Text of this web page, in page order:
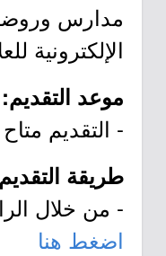
مدارس
الإلكترونية
موعد التقديم:
- التقديم متاح
طريقة
- من خلال
اضغط هنا